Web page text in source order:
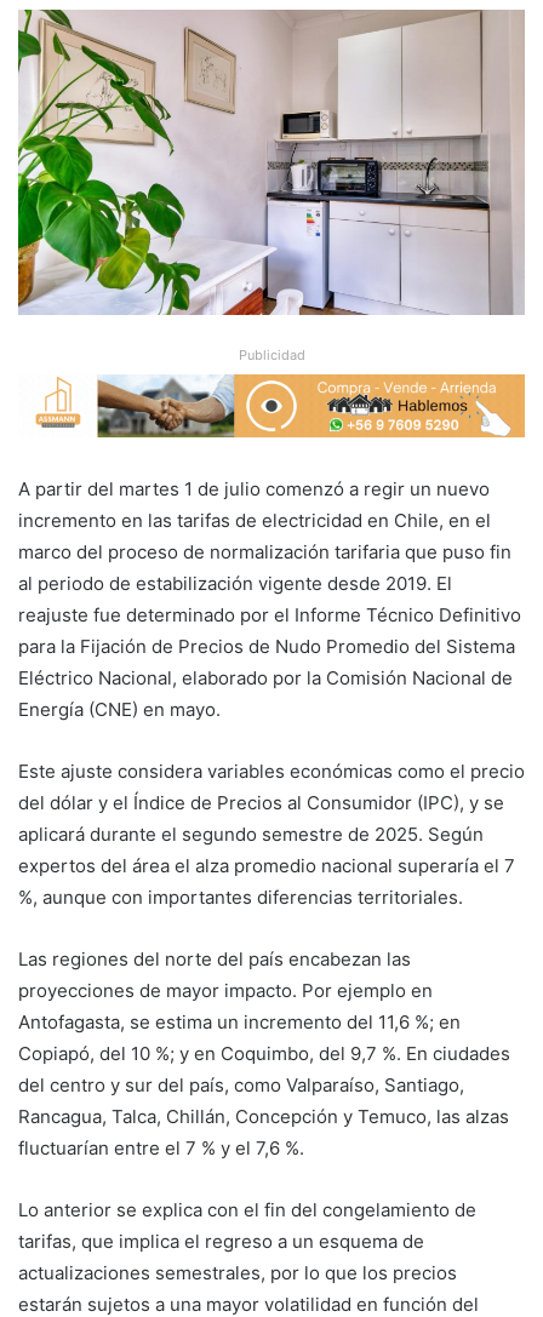
Publicidad
A partir del martes 1 de julio comenzó a regir un nuevo
incremento en las tarifas de electricidad en Chile, en el
marco del proceso de normalización tarifaria que puso fin
al periodo de estabilización vigente desde 2019. El
reajuste fue determinado por el Informe Técnico Definitivo
para la Fijación de Precios de Nudo Promedio del Sistema
Eléctrico Nacional, elaborado por la Comisión Nacional de
Energía (CNE) en mayo.
Este ajuste considera variables económicas como el precio
del dólar y el Índice de Precios al Consumidor (IPC), y se
aplicará durante el segundo semestre de 2025. Según
expertos del área el alza promedio nacional superaría el 7
%, aunque con importantes diferencias territoriales.
Las regiones del norte del país encabezan las
proyecciones de mayor impacto. Por ejemplo en
Antofagasta, se estima un incremento del 11,6 %; en
Copiapó, del 10 %; y en Coquimbo, del 9,7 %. En ciudades
del centro y sur del país, como Valparaíso, Santiago,
Rancagua, Talca, Chillán, Concepción y Temuco, las alzas
fluctuarían entre el 7 % y el 7,6 %.
Lo anterior se explica con el fin del congelamiento de
tarifas, que implica el regreso a un esquema de
actualizaciones semestrales, por lo que los precios
estarán sujetos a una mayor volatilidad en función del